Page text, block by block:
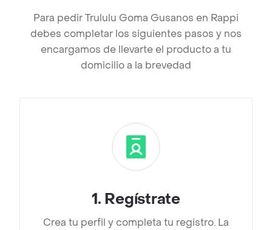
Para pedir Trululu Goma Gusanos en Rappi
debes completar los siguientes pasos y nos
encargamos de llevarte el producto a tu
domicilio a la brevedad
1. Regístrate
Crea tu perfil y completa tu registro. La